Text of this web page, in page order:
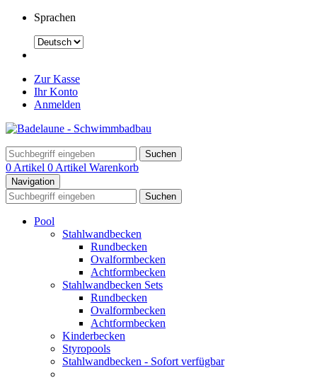
Sprachen
Zur Kasse
Ihr Konto
Anmelden
Suchen
0 Artikel 0 Artikel Warenkorb
Navigation
Suchen
Pool
Stahlwandbecken
Rundbecken
Ovalformbecken
Achtformbecken
Stahlwandbecken Sets
Rundbecken
Ovalformbecken
Achtformbecken
Kinderbecken
Styropools
Stahlwandbecken - Sofort verfügbar